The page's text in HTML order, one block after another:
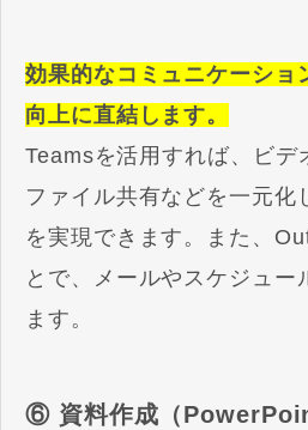
効果的なコミュニケーショ
向上に直結します。
Teamsを活用すれば、ビデ
ファイル共有などを一元化
を実現できます。また、
とで、メールやスケジュー
ます。
⑥ 資料作成（